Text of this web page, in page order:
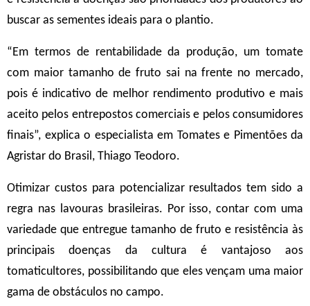
buscar as sementes ideais para o plantio.
“Em termos de rentabilidade da produção, um tomate
com maior tamanho de fruto sai na frente no mercado,
pois é indicativo de melhor rendimento produtivo e mais
aceito pelos entrepostos comerciais e pelos consumidores
finais”, explica o especialista em Tomates e Pimentões da
Agristar do Brasil, Thiago Teodoro.
Otimizar custos para potencializar resultados tem sido a
regra nas lavouras brasileiras. Por isso, contar com uma
variedade que entregue tamanho de fruto e resistência às
principais doenças da cultura é vantajoso aos
tomaticultores, possibilitando que eles vençam uma maior
gama de obstáculos no campo.